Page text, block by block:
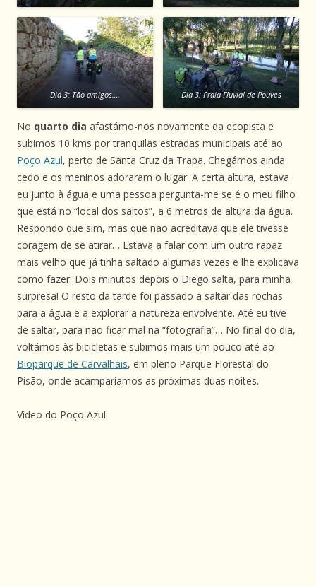
Dia 3: Tão amigos…. Dia 3: Praia Fluvial de Pouves
No quarto dia afastámo-nos novamente da ecopista e
subimos 10 kms por tranquilas estradas municipais até ao
Poço Azul, perto de Santa Cruz da Trapa. Chegámos ainda
cedo e os meninos adoraram o lugar. A certa altura, estava
eu junto à água e uma pessoa pergunta-me se é o meu filho
que está no “local dos saltos”, a 6 metros de altura da água.
Respondo que sim, mas que não acreditava que ele tivesse
coragem de se atirar… Estava a falar com um outro rapaz
mais velho que já tinha saltado algumas vezes e lhe explicava
como fazer. Dois minutos depois o Diego salta, para minha
surpresa! O resto da tarde foi passado a saltar das rochas
para a água e a explorar a natureza envolvente. Até eu tive
de saltar, para não ficar mal na “fotografia”… No final do dia,
voltámos às bicicletas e subimos mais um pouco até ao
Bioparque de Carvalhais, em pleno Parque Florestal do
Pisão, onde acamparíamos as próximas duas noites.
Vídeo do Poço Azul: